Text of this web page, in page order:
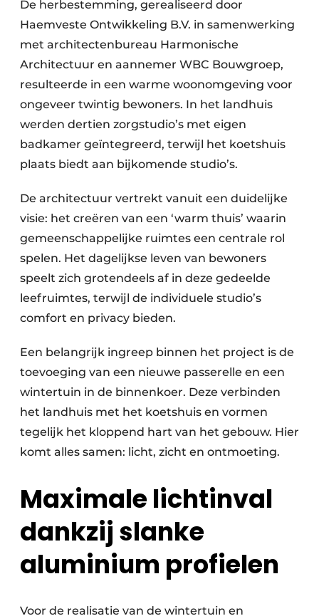
De herbestemming, gerealiseerd door
Haemveste Ontwikkeling B.V. in samenwerking
met architectenbureau Harmonische
Architectuur en aannemer WBC Bouwgroep,
resulteerde in een warme woonomgeving voor
ongeveer twintig bewoners. In het landhuis
werden dertien zorgstudio’s met eigen
badkamer geïntegreerd, terwijl het koetshuis
plaats biedt aan bijkomende studio’s.
De architectuur vertrekt vanuit een duidelijke
visie: het creëren van een ‘warm thuis’ waarin
gemeenschappelijke ruimtes een centrale rol
spelen. Het dagelijkse leven van bewoners
speelt zich grotendeels af in deze gedeelde
leefruimtes, terwijl de individuele studio’s
comfort en privacy bieden.
Een belangrijk ingreep binnen het project is de
toevoeging van een nieuwe passerelle en een
wintertuin in de binnenkoer. Deze verbinden
het landhuis met het koetshuis en vormen
tegelijk het kloppend hart van het gebouw. Hier
komt alles samen: licht, zicht en ontmoeting.
Maximale lichtinval
dankzij slanke
aluminium profielen
Voor de realisatie van de wintertuin en